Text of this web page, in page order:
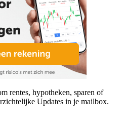
rentes, hypotheken, sparen of
Updates in je mailbox.